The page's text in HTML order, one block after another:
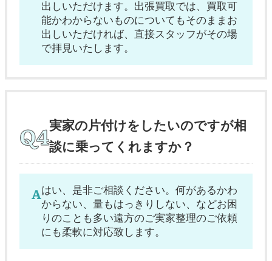
出しいただけます。出張買取では、買取可
能かわからないものについてもそのままお
出しいただければ、直接スタッフがその場
で拝見いたします。
実家の片付けをしたいのですが相
談に乗ってくれますか？
はい、是非ご相談ください。何があるかわ
からない、量もはっきりしない、などお困
りのことも多い遠方のご実家整理のご依頼
にも柔軟に対応致します。